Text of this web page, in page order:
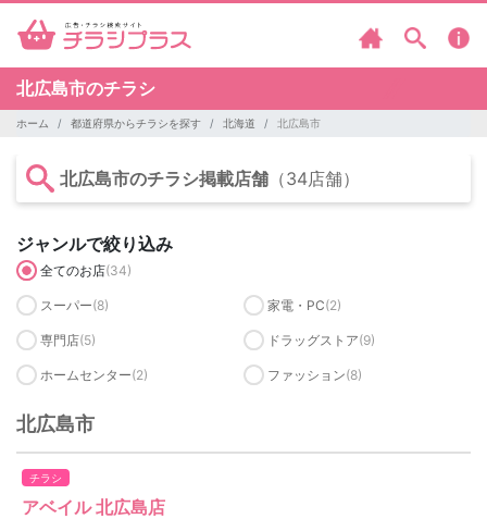
北広島市のチラシ
ホーム 都道府県からチラシを探す 北海道 北広島市
北広島市のチラシ掲載店舗 （34店舗）
ジャンルで絞り込み
全てのお店(34)
スーパー(8) 家電・PC(2)
専門店(5) ドラッグストア(9)
ホームセンター(2) ファッション(8)
北広島市
チラシ
アベイル 北広島店